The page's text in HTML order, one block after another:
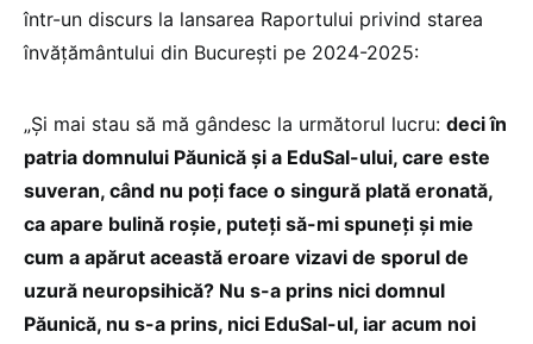
într-un discurs la lansarea Raportului privind starea
învățământului din București pe 2024-2025:
„Și mai stau să mă gândesc la următorul lucru: deci în
patria domnului Păunică și a EduSal-ului, care este
suveran, când nu poți face o singură plată eronată,
ca apare bulină roșie, puteți să-mi spuneți și mie
cum a apărut această eroare vizavi de sporul de
uzură neuropsihică? Nu s-a prins nici domnul
Păunică, nu s-a prins, nici EduSal-ul, iar acum noi